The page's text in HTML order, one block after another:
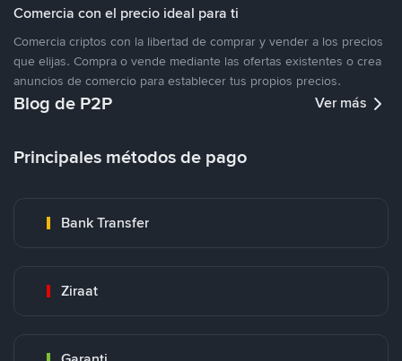
Comercia con el precio ideal para ti
Comercia criptos con la libertad de comprar y vender a los precios
que elijas. Compra o vende mediante las ofertas existentes o crea
anuncios de comercio para establecer tus propios precios.
Blog de P2P Ver más
Principales métodos de pago
Bank Transfer
Ziraat